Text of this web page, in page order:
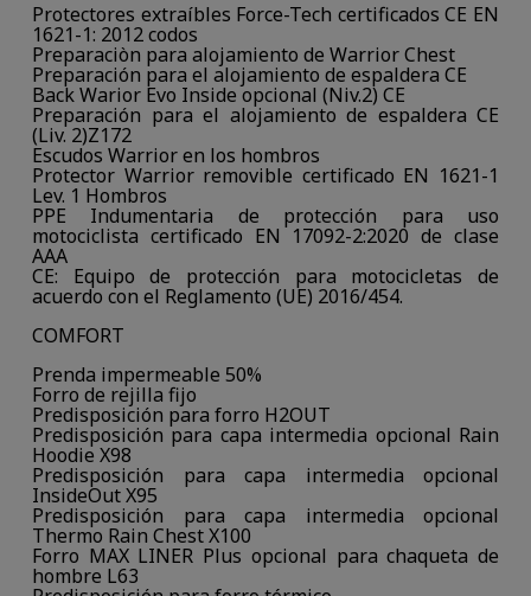
Protectores extraíbles Force-Tech certificados CE EN
1621-1: 2012 codos
Preparaciòn para alojamiento de Warrior Chest
Preparación para el alojamiento de espaldera CE
Back Warior Evo Inside opcional (Niv.2) CE
Preparación para el alojamiento de espaldera CE
(Liv. 2)Z172
Escudos Warrior en los hombros
Protector Warrior removible certificado EN 1621-1
Lev. 1 Hombros
PPE Indumentaria de protección para uso
motociclista certificado EN 17092-2:2020 de clase
AAA
CE: Equipo de protección para motocicletas de
acuerdo con el Reglamento (UE) 2016/454.
COMFORT
Prenda impermeable 50%
Forro de rejilla fijo
Predisposición para forro H2OUT
Predisposición para capa intermedia opcional Rain
Hoodie X98
Predisposición para capa intermedia opcional
InsideOut X95
Predisposición para capa intermedia opcional
Thermo Rain Chest X100
Forro MAX LINER Plus opcional para chaqueta de
hombre L63